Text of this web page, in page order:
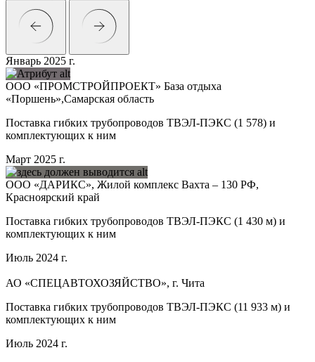
Январь 2025 г.
ООО «ПРОМСТРОЙПРОЕКТ» База отдыха
«Поршень»,Самарская область
Поставка гибких трубопроводов ТВЭЛ-ПЭКС (1 578) и
комплектующих к ним
Март 2025 г.
ООО «ДАРИКС», Жилой комплекс Вахта – 130 РФ,
Красноярский край
Поставка гибких трубопроводов ТВЭЛ-ПЭКС (1 430 м) и
комплектующих к ним
Июль 2024 г.
АО «СПЕЦАВТОХОЗЯЙСТВО», г. Чита
Поставка гибких трубопроводов ТВЭЛ-ПЭКС (11 933 м) и
комплектующих к ним
Июль 2024 г.